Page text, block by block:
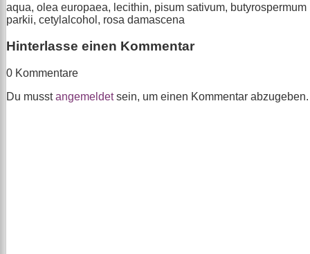
aqua, olea europaea, lecithin, pisum sativum, butyrospermum
parkii, cetylalcohol, rosa damascena
Hinterlasse einen Kommentar
0 Kommentare
Du musstangemeldetsein, um einen Kommentar abzugeben.